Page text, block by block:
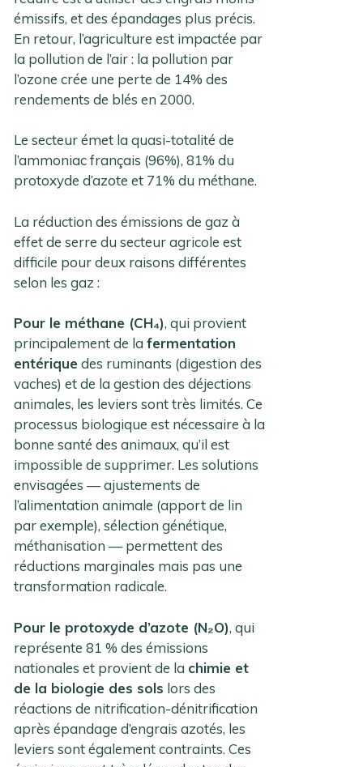
émissifs, et des épandages plus précis.
En retour, l’agriculture est impactée par
la pollution de l’air : la pollution par
l’ozone crée une perte de 14% des
rendements de blés en 2000.
Le secteur émet la quasi-totalité de
l’ammoniac français (96%), 81% du
protoxyde d’azote et 71% du méthane.
La réduction des émissions de gaz à
effet de serre du secteur agricole est
difficile pour deux raisons différentes
selon les gaz :
Pour le méthane (CH₄), qui provient
principalement de lafermentation
entérique des ruminants (digestion des
vaches) et de la gestion des déjections
animales, les leviers sont très limités. Ce
processus biologique est nécessaire à la
bonne santé des animaux, qu’il est
impossible de supprimer. Les solutions
envisagées — ajustements de
l’alimentation animale (apport de lin
par exemple), sélection génétique,
méthanisation — permettent des
réductions marginales mais pas une
transformation radicale.
Pour le protoxyde d’azote (N₂O), qui
représente 81 % des émissions
nationales et provient de la chimie et
de la biologie des sols lors des
réactions de nitrification-dénitrification
après épandage d’engrais azotés, les
leviers sont également contraints. Ces